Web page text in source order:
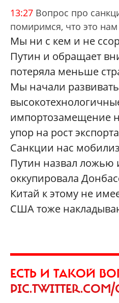
13:27 Вопрос про
помиримся, что это нам
Мы ни с кем и не
Путин и обращает
потеряла меньше
Мы начали развивать
импортозамещение
упор на рост
Санкции нас
Путин назвал
оккупировала
Китай к этому не
США тоже
ЕСТЬ И ТАКОЙ